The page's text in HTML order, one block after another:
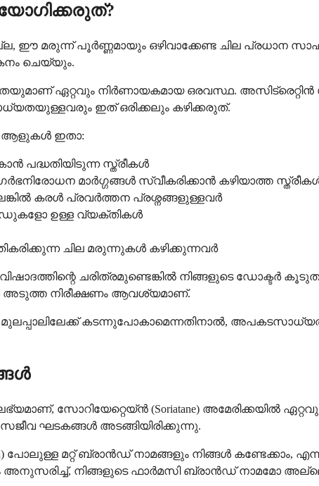
മരുന്ന് പൂർണ്ണമായും ഒഴിവാക്കേണ്ട ചില പ്രധാന
ചെയ്യും.
ഏറ്റവും നിർണായകമായ ഒരവസ്ഥ.
ഇത് ഒരിക്കലും കഴിക്കരുത്.
ആളുകൾ ഇതാ:
പദ്ധതിയിടുന്ന സ്ത്രീകൾ
മാർഗ്ഗങ്ങൾ സ്വീകരിക്കാൻ കഴിയാത്ത
കരൾ പ്രവർത്തന പ്രശ്നങ്ങളുള്ളവർ
ഉള്ള വ്യക്തികൾ
ചില മരുന്നുകൾ കഴിക്കുന്നവർ
ചരിത്രമുണ്ടെങ്കിൽ നിങ്ങളുടെ
അടുത്ത നിരീക്ഷണം ആവശ്യമാണ്.
കടന്നുപോകാമെന്നതിനാൽ,
സോറിയേറ്റെയ്ൻ (Soriatane) അമേരിക്കയിൽ
സജീവ ഘടകങ്ങൾ അടങ്ങിയിരിക്കുന്നു.
പോലുള്ള മറ്റ് ബ്രാൻഡ് നാമങ്ങളും നിങ്ങൾ
നിങ്ങളുടെ ഫാർമസി ബ്രാൻഡ് നാമമോ